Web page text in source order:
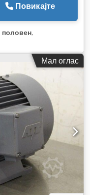
Повикајте
половен,
Мал оглас